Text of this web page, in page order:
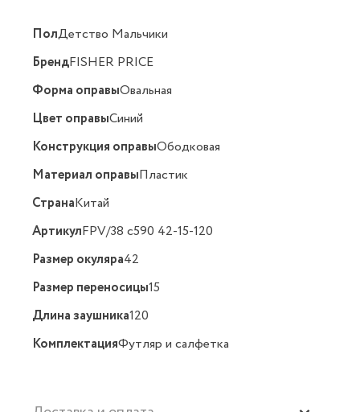
ПолДетство Мальчики
БрендFISHER PRICE
Форма оправыОвальная
Цвет оправыСиний
Конструкция оправыОбодковая
Материал оправыПластик
СтранаКитай
АртикулFPV/38 c590 42-15-120
Размер окуляра42
Размер переносицы15
Длина заушника120
КомплектацияФутляр и салфетка